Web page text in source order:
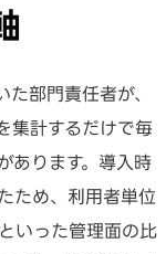
部門責任者が、
集計するだけで毎
あります。導入時
ため、利用者単位
いった管理面の比